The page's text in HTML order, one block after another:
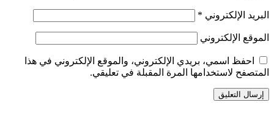
البريد الإلكتروني *
الموقع الإلكتروني
احفظ اسمي، بريدي الإلكتروني، والموقع الإلكتروني في هذا
المتصفح لاستخدامها المرة المقبلة في تعليقي.